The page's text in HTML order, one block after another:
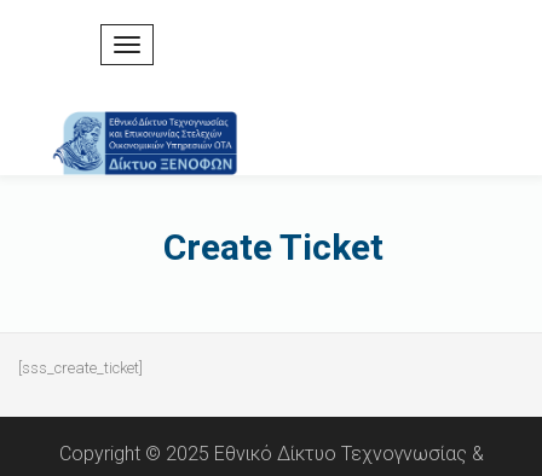
Create Ticket
[sss_create_ticket]
Copyright © 2025 Εθνικό Δίκτυο Τεχνογνωσίας &